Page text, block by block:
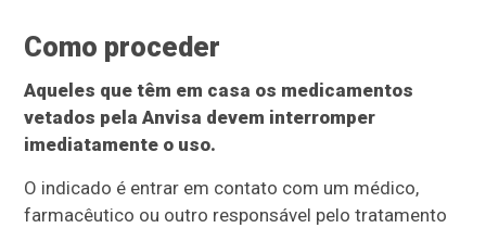
Como proceder
Aqueles que têm em casa os medicamentos
vetados pela Anvisa devem interromper
imediatamente o uso.
O indicado é entrar em contato com um médico,
farmacêutico ou outro responsável pelo tratamento